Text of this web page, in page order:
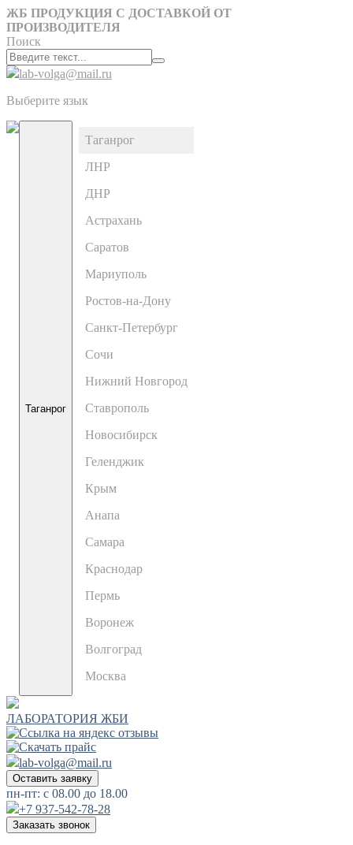
ЖБ ПРОДУКЦИЯ С ДОСТАВКОЙ ОТ
ПРОИЗВОДИТЕЛЯ
Поиск
lab-volga@mail.ru
Выберите язык
Таганрог
Таганрог
ЛНР
ДНР
Астрахань
Саратов
Мариуполь
Ростов-на-Дону
Санкт-Петербург
Сочи
Нижний Новгород
Ставрополь
Новосибирск
Геленджик
Крым
Анапа
Самара
Краснодар
Пермь
Воронеж
Волгоград
Москва
ЛАБОРАТОРИЯ ЖБИ
lab-volga@mail.ru
Оставить заявку
пн-пт: с 08.00 до 18.00
+7 937-542-78-28
Заказать звонок